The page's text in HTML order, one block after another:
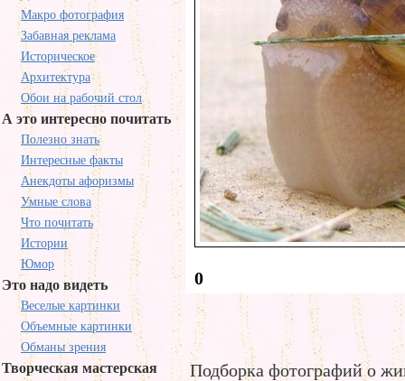
Макро фотография
Забавная реклама
Историческое
Архитектура
Обои на рабочий стол
А это интересно почитать
Полезно знать
Интересные факты
Анекдоты афоризмы
Умные слова
Что почитать
Истории
Юмор
Это надо видеть
Веселые картинки
Объемные картинки
Обманы зрения
Творческая мастерская
0
Подборка фотографий о